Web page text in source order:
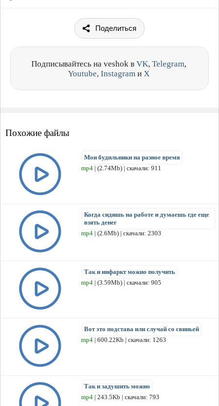
Поделиться
Подписывайтесь на veshok в VK, Telegram,
Youtube, Instagram и X
Похожие файлы
Мои будильники на разное время
mp4 | (2.74Mb) | скачали: 911
Когда сидишь на работе и думаешь где еще
взять денег
mp4 | (2.6Mb) | скачали: 2303
Так и инфаркт можно получить
mp4 | (3.59Mb) | скачали: 905
Вот это подстава или случай со свиньей
mp4 | 600.22Kb | скачали: 1263
Так и задушить можно
mp4 | 243.5Kb | скачали: 793